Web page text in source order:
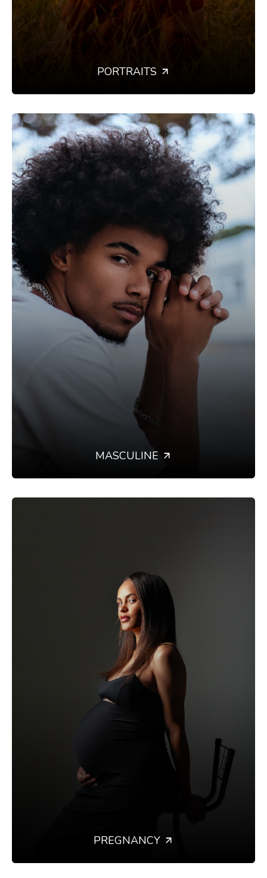
PORTRAITS
MASCULINE
PREGNANCY